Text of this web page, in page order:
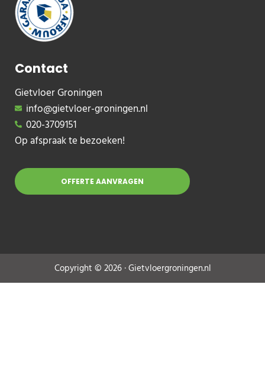
Contact
Gietvloer Groningen
info@gietvloer-groningen.nl
020-3709151
Op afspraak te bezoeken!
OFFERTE AANVRAGEN
Copyright © 2026 · Gietvloergroningen.nl